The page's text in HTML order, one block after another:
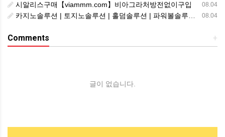
08.04
시알리스구매【viammm.com】비아그라처방전없이구입
08.04
카지노솔루션 | 토지노솔루션 | 홀덤솔루션 | 파워볼솔루션 | 모아솔루션
+
Comments
글이 없습니다.